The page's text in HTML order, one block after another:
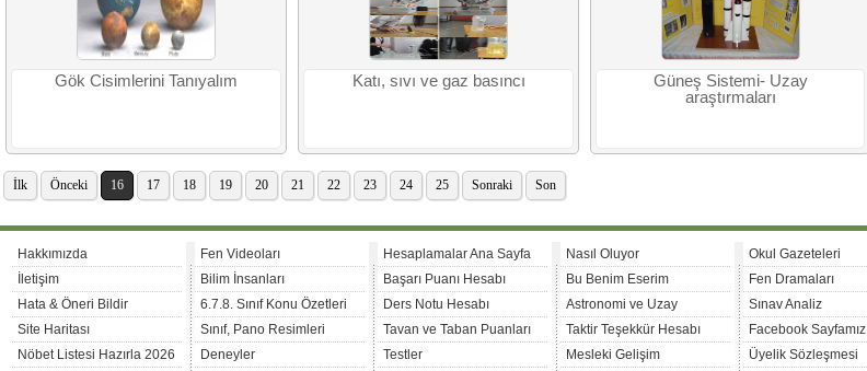
Gök Cisimlerini Tanıyalım Katı, sıvı ve gaz basıncı
Güneş Sistemi- Uzay
araştırmaları
İlk Önceki 16 17 18 19 20 21 22 23 24 25 Sonraki Son
Hakkımızda
İletişim
Hata & Öneri Bildir
Site Haritası
Nöbet Listesi Hazırla 2026
Fen Videoları
Bilim İnsanları
6.7.8. Sınıf Konu Özetleri
Sınıf, Pano Resimleri
Deneyler
Hesaplamalar Ana Sayfa
Başarı Puanı Hesabı
Ders Notu Hesabı
Tavan ve Taban Puanları
Testler
Nasıl Oluyor
Bu Benim Eserim
Astronomi ve Uzay
Taktir Teşekkür Hesabı
Mesleki Gelişim
Okul Gazeteleri
Fen Dramaları
Sınav Analiz
Facebook Sayfamız
Üyelik Sözleşmesi